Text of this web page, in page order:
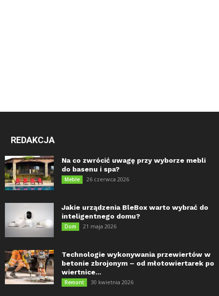
REDAKCJA
Na co zwrócić uwagę przy wyborze mebli
do basenu i spa?
Meble 26 czerwca 2026
Jakie urządzenia BleBox warto wybrać do
inteligentnego domu?
Dom 21 maja 2026
Technologie wykonywania przewiertów w
betonie zbrojonym – od młotowiertarek po
wiertnice...
Remont 30 kwietnia 2026